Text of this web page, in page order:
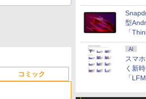
型
「
AI
スマ
く新
「
コミック